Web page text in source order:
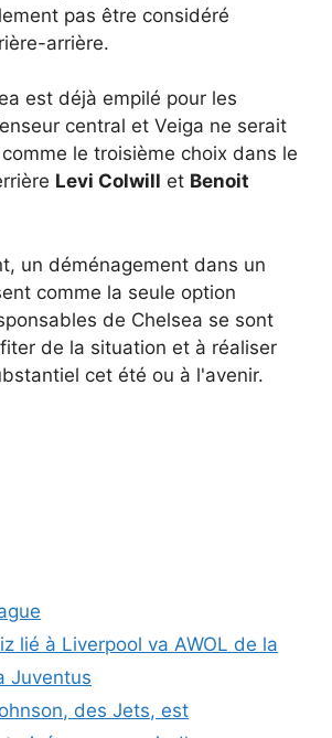
pas être considéré
arrière.
est déjà empilé pour les
central et Veiga ne serait
le troisième choix dans le
Levi Colwill et Benoit
un déménagement dans un
comme la seule option
de Chelsea se sont
de la situation et à réaliser
cet été ou à l'avenir.
lié à Liverpool va AWOL de la
Juventus
des Jets, est